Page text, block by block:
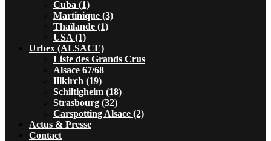
Cuba (1)
Martinique (3)
Thaïlande (1)
USA (1)
Urbex (ALSACE)
Liste des Grands Crus
Alsace 67/68
Illkirch (19)
Schiltigheim (18)
Strasbourg (32)
Carspotting Alsace (2)
Actus & Presse
Contact